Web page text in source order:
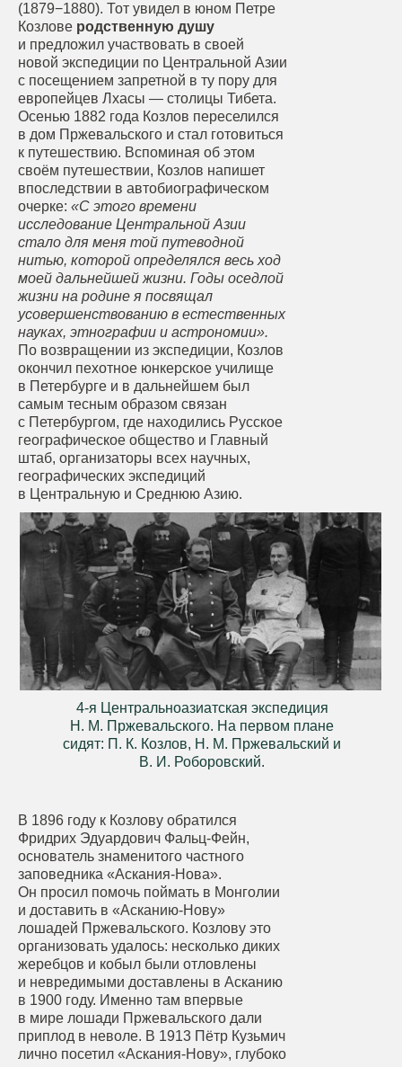
4-я Центральноазиатская экспедиция
Н. М. Пржевальского. На первом плане
сидят: П. К. Козлов, Н. М. Пржевальский и
В. И. Роборовский.
(1879−1880). Тот увидел в юном Петре
Козлове родственную душу
и предложил участвовать в своей
новой экспедиции по Центральной Азии
с посещением запретной в ту пору для
европейцев Лхасы — столицы Тибета.
Осенью 1882 года Козлов переселился
в дом Пржевальского и стал готовиться
к путешествию. Вспоминая об этом
своём путешествии, Козлов напишет
впоследствии в автобиографическом
очерке: «С этого времени
исследование Центральной Азии
стало для меня той путеводной
нитью, которой определялся весь ход
моей дальнейшей жизни. Годы оседлой
жизни на родине я посвящал
усовершенствованию в естественных
науках, этнографии и астрономии».
По возвращении из экспедиции, Козлов
окончил пехотное юнкерское училище
в Петербурге и в дальнейшем был
самым тесным образом связан
с Петербургом, где находились Русское
географическое общество и Главный
штаб, организаторы всех научных,
географических экспедиций
в Центральную и Среднюю Азию.
В 1896 году к Козлову обратился
Фридрих Эдуардович Фальц-Фейн,
основатель знаменитого частного
заповедника «Аскания-Нова».
Он просил помочь поймать в Монголии
и доставить в «Асканию-Нову»
лошадей Пржевальского. Козлову это
организовать удалось: несколько диких
жеребцов и кобыл были отловлены
и невредимыми доставлены в Асканию
в 1900 году. Именно там впервые
в мире лошади Пржевальского дали
приплод в неволе. В 1913 Пётр Кузьмич
лично посетил «Аскания-Нову», глубоко